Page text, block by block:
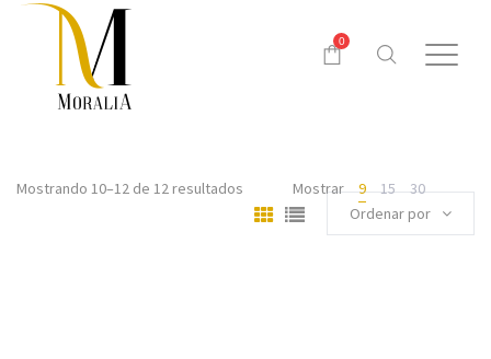
0
Mostrando 10–12 de 12 resultados Mostrar 9 15
30
Ordenar por